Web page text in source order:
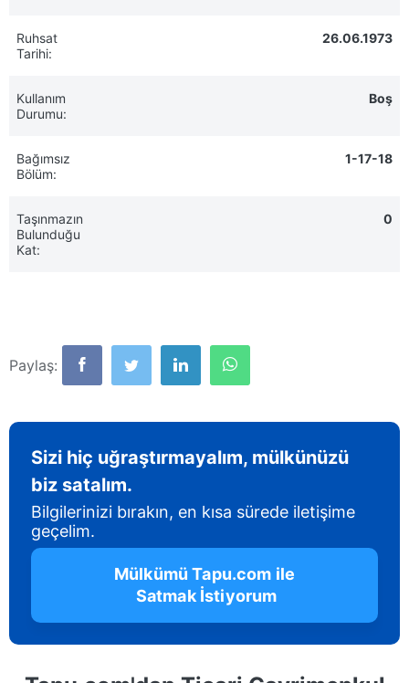
Ruhsat
Tarihi:
26.06.1973
Kullanım
Durumu:
Boş
Bağımsız
Bölüm:
1-17-18
Taşınmazın
Bulunduğu
Kat:
0
Paylaş:
Sizi hiç uğraştırmayalım, mülkünüzü
biz satalım.
Bilgilerinizi bırakın, en kısa sürede iletişime
geçelim.
Mülkümü Tapu.com ile
Satmak İstiyorum